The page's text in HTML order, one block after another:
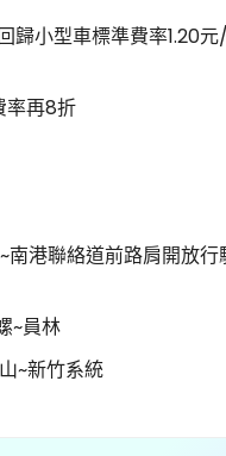
歸小型車標準費率1.20
率再8折
港聯絡道前路肩開放行
~員林
~新竹系統